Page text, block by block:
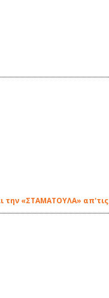
την «ΣΤΑΜΑΤΟΥΛΑ»